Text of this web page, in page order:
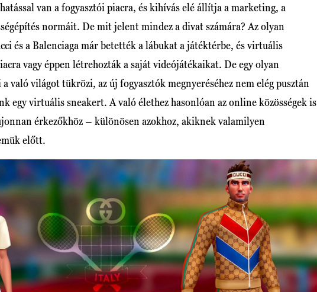
van a fogyasztói piacra, és kihívás elé állítja a marketing, a
normáit. De mit jelent mindez a divat számára? Az olyan
és a Balenciaga már betették a lábukat a játéktérbe, és virtuális
vagy éppen létrehozták a saját videójátékaikat. De egy olyan
való világot tükrözi, az új fogyasztók megnyeréséhez nem elég pusztán
egy virtuális sneakert. A való élethez hasonlóan az online közösségek is
érkezőkhöz – különösen azokhoz, akiknek valamilyen
előtt.